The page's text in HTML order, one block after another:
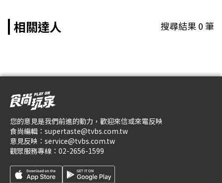
相關達人 搜尋結果0筆
您的意見是我們前進的動力，歡迎來信或來電反映
食尚編輯： supertaste@tvbs.com.tw
意見反映： service@tvbs.com.tw
觀眾服務專線： 02-2656-1599